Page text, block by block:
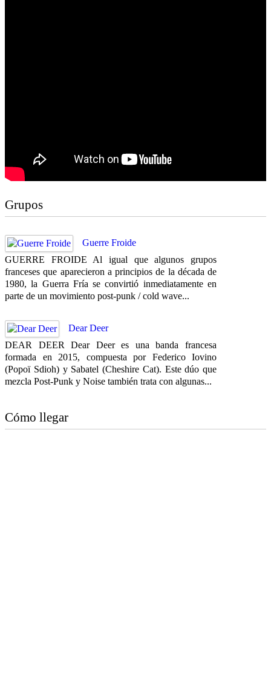
Grupos
Guerre Froide
GUERRE FROIDE Al igual que algunos grupos
franceses que aparecieron a principios de la década de
1980, la Guerra Fría se convirtió inmediatamente en
parte de un movimiento post-punk / cold wave...
Dear Deer
DEAR DEER Dear Deer es una banda francesa
formada en 2015, compuesta por Federico Iovino
(Popoï Sdioh) y Sabatel (Cheshire Cat). Este dúo que
mezcla Post-Punk y Noise también trata con algunas...
Cómo llegar